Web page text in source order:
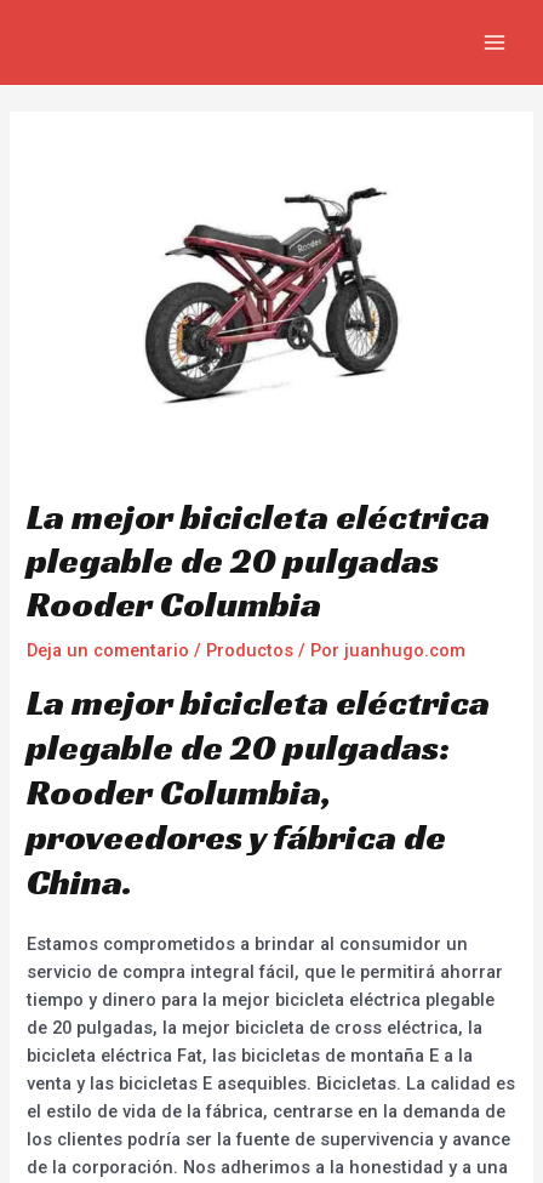
La mejor bicicleta eléctrica
plegable de 20 pulgadas
Rooder Columbia
Deja un comentario / Productos / Por juanhugo.com
La mejor bicicleta eléctrica
plegable de 20 pulgadas:
Rooder Columbia,
proveedores y fábrica de
China.
Estamos comprometidos a brindar al consumidor un
servicio de compra integral fácil, que le permitirá ahorrar
tiempo y dinero para la mejor bicicleta eléctrica plegable
de 20 pulgadas, la mejor bicicleta de cross eléctrica, la
bicicleta eléctrica Fat, las bicicletas de montaña E a la
venta y las bicicletas E asequibles. Bicicletas. La calidad es
el estilo de vida de la fábrica, centrarse en la demanda de
los clientes podría ser la fuente de supervivencia y avance
de la corporación. Nos adherimos a la honestidad y a una